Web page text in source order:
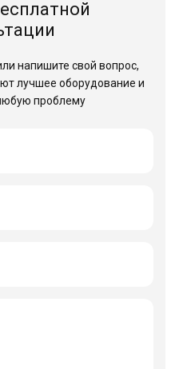
напишите свой вопрос,
лучшее оборудование и
проблему